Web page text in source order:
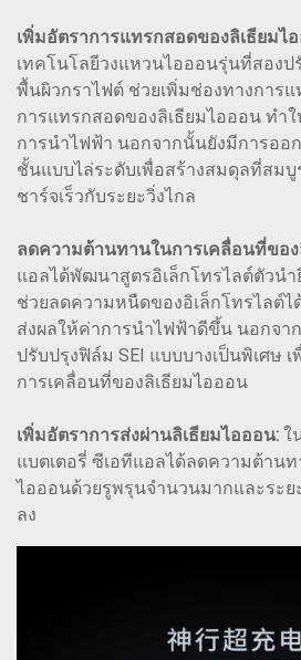
เพิ่มอัตราการแทรกสอดของลิเธียมไ
เทคโนโลยีวงแหวนไอออนรุ่นที่สอง
พื้นผิวกราไฟต์ ช่วยเพิ่มช่องทางการ
การแทรกสอดของลิเธียมไอออน ทำ
การนำไฟฟ้า นอกจากนั้นยังมีการออ
ชั้นแบบไล่ระดับเพื่อสร้างสมดุลที่สม
ชาร์จเร็วกับระยะวิ่งไกล
ลดความต้านทานในการเคลื่อนที่ขอ
แอลได้พัฒนาสูตรอิเล็กโทรไลต์ตัวนำ
ช่วยลดความหนืดของอิเล็กโทรไลต์
ส่งผลให้ค่าการนำไฟฟ้าดีขึ้น นอกจา
ปรับปรุงฟิล์ม SEI แบบบางเป็นพิเศษ
การเคลื่อนที่ของลิเธียมไอออน
เพิ่มอัตราการส่งผ่านลิเธียมไอออน: ใ
แบตเตอรี่ ซีเอทีแอลได้ลดความต้าน
ไอออนด้วยรูพรุนจำนวนมากและระย
ลง